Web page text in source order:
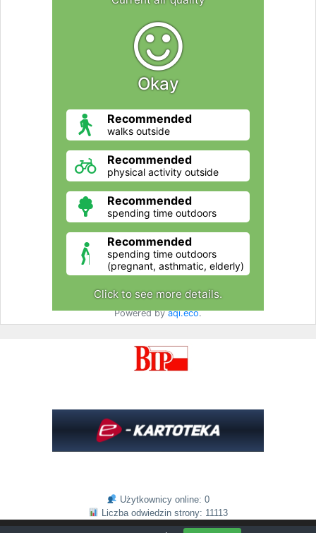
Użytkownicy online: 0
Liczba odwiedzin strony: 11113